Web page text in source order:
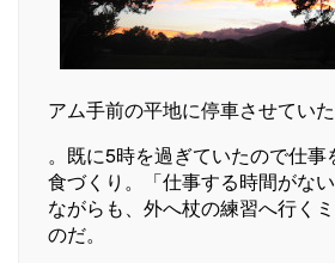
アム手前の平地に停車させていた
。既に5時を過ぎていたので仕事
食づくり。「仕事する時間がな
ながらも、外へ杖の練習へ行く
のだ。